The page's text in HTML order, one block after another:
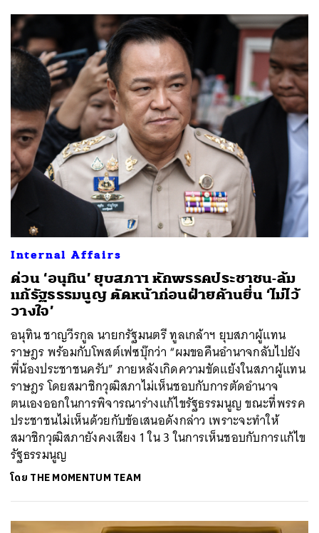
Internal Affairs
ด่วน ‘อนุทิน’ ยุบสภาฯ หักพรรคประชาชน-ล้ม
แก้รัฐธรรมนูญ ตัดหน้าก่อนฝ่ายค้านยื่น ‘ไม่ไว้
วางใจ’
อนุทิน ชาญวีรกูล นายกรัฐมนตรี ทูลเกล้าฯ ยุบสภาผู้แทน
ราษฎร พร้อมกับโพสต์เฟซบุ๊กว่า “ผมขอคืนอำนาจกลับไปยัง
พี่น้องประชาชนครับ” ภายหลังเกิดความขัดแย้งในสภาผู้แทน
ราษฎร โดยสมาชิกวุฒิสภาไม่เห็นชอบกับการตัดอำนาจ
ตนเองออกในการพิจารณาร่างแก้ไขรัฐธรรมนูญ ขณะที่พรรค
ประชาชนไม่เห็นด้วยกับข้อเสนอดังกล่าว เพราะจะทำให้
สมาชิกวุฒิสภายังคงเสียง 1 ใน 3 ในการเห็นชอบกับการแก้ไข
รัฐธรรมนูญ
โดย THE MOMENTUM TEAM